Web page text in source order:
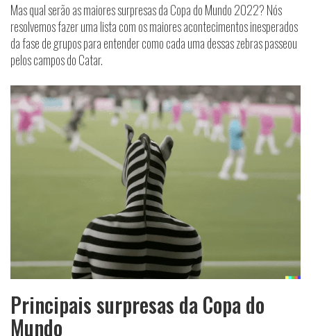
Mas qual serão as maiores surpresas da Copa do Mundo 2022? Nós
resolvemos fazer uma lista com os maiores acontecimentos inesperados
da fase de grupos para entender como cada uma dessas zebras passeou
pelos campos do Catar.
Principais surpresas da Copa do
Mundo